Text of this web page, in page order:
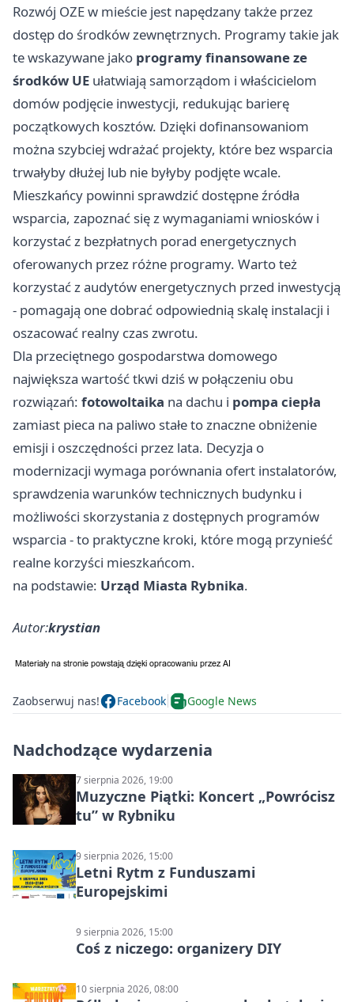
Rozwój OZE w mieście jest napędzany także przez
dostęp do środków zewnętrznych. Programy takie jak
te wskazywane jako programy finansowane ze
środków UE ułatwiają samorządom i właścicielom
domów podjęcie inwestycji, redukując barierę
początkowych kosztów. Dzięki dofinansowaniom
można szybciej wdrażać projekty, które bez wsparcia
trwałyby dłużej lub nie byłyby podjęte wcale.
Mieszkańcy powinni sprawdzić dostępne źródła
wsparcia, zapoznać się z wymaganiami wniosków i
korzystać z bezpłatnych porad energetycznych
oferowanych przez różne programy. Warto też
korzystać z audytów energetycznych przed inwestycją
- pomagają one dobrać odpowiednią skalę instalacji i
oszacować realny czas zwrotu.
Dla przeciętnego gospodarstwa domowego
największa wartość tkwi dziś w połączeniu obu
rozwiązań: fotowoltaika na dachu i pompa ciepła
zamiast pieca na paliwo stałe to znaczne obniżenie
emisji i oszczędności przez lata. Decyzja o
modernizacji wymaga porównania ofert instalatorów,
sprawdzenia warunków technicznych budynku i
możliwości skorzystania z dostępnych programów
wsparcia - to praktyczne kroki, które mogą przynieść
realne korzyści mieszkańcom.
na podstawie: Urząd Miasta Rybnika.
Autor:krystian
Zaobserwuj nas! Facebook Google News
Nadchodzące wydarzenia
7 sierpnia 2026, 19:00
Muzyczne Piątki: Koncert „Powrócisz
tu” w Rybniku
9 sierpnia 2026, 15:00
Letni Rytm z Funduszami
Europejskimi
9 sierpnia 2026, 15:00
Coś z niczego: organizery DIY
10 sierpnia 2026, 08:00